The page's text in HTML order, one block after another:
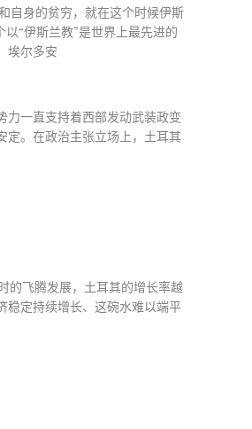
自身的贫穷，就在这个时候伊斯
以“伊斯兰教”是世界上最先进的
埃尔多安
力一直支持着西部发动武装政变
定。在政治主张立场上，土耳其
的飞腾发展，土耳其的增长率越
稳定持续增长、这碗水难以端平